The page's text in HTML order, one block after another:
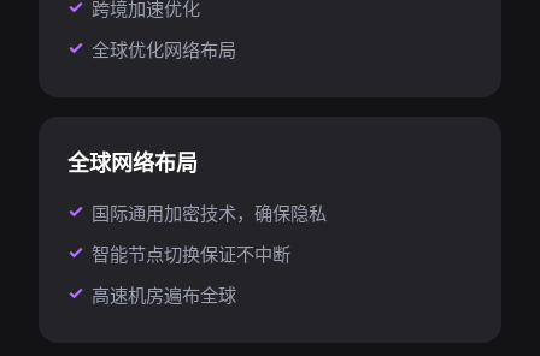
跨境加速优化
全球优化网络布局
全球网络布局
国际通用加密技术，确保隐私
智能节点切换保证不中断
高速机房遍布全球